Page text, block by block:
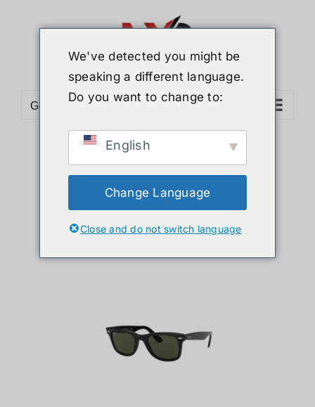
Go to...
Ray-Ban Meta
Wayfarer
สมาร์ทแว่นเจนใหม่ ดีไซน์สุดคลาสสิก
We've detected you might be
speaking a different language.
Do you want to change to:
English
Change Language
Close and do not switch language